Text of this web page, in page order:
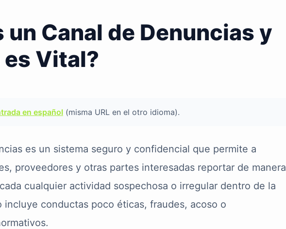
un Canal de Denuncias y
Vital?
en español (misma URL en el otro idioma).
es un sistema seguro y confidencial que permite a
proveedores y otras partes interesadas reportar de manera
cualquier actividad sospechosa o irregular dentro de la
incluye conductas poco éticas, fraudes, acoso o